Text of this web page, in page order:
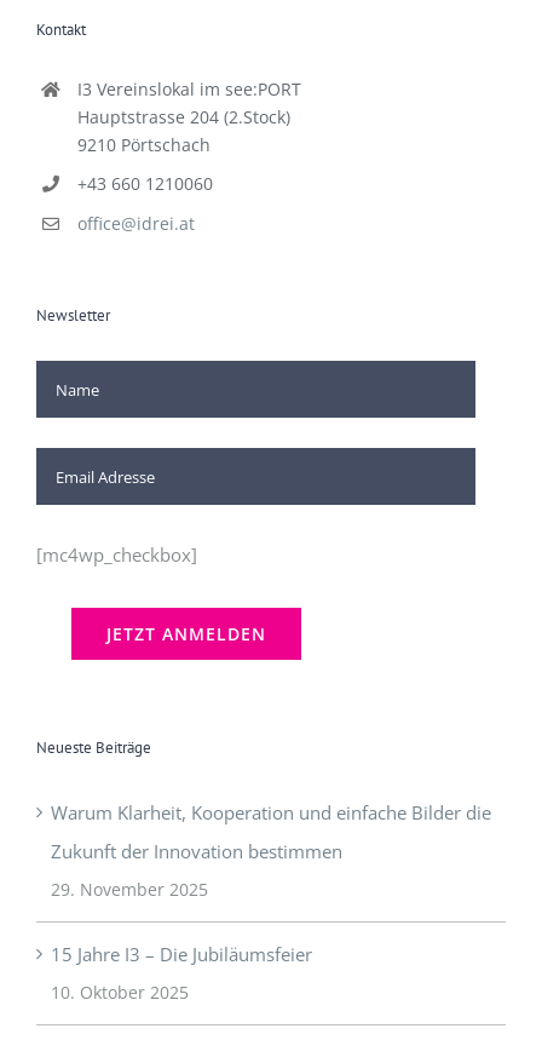
Kontakt
I3 Vereinslokal im see:PORT
Hauptstrasse 204 (2.Stock)
9210 Pörtschach
+43 660 1210060
office@idrei.at
Newsletter
[mc4wp_checkbox]
Neueste Beiträge
Warum Klarheit, Kooperation und einfache Bilder die
Zukunft der Innovation bestimmen
29. November 2025
15 Jahre I3 – Die Jubiläumsfeier
10. Oktober 2025